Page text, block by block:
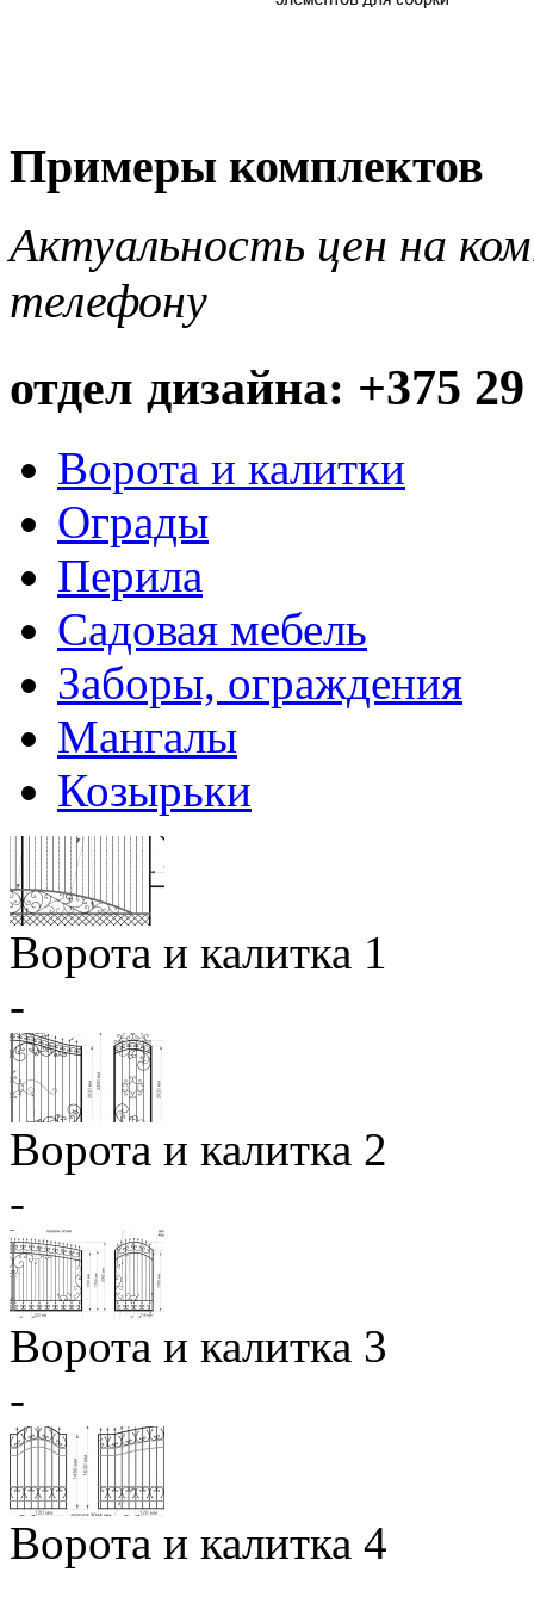
Примеры комплектов
Актуальность цен на
телефону
отдел дизайна: +375
Ворота и калитки
Ограды
Перила
Садовая мебель
Заборы, ограждения
Мангалы
Козырьки
Ворота и калитка 1
-
Ворота и калитка 2
-
Ворота и калитка 3
-
Ворота и калитка 4